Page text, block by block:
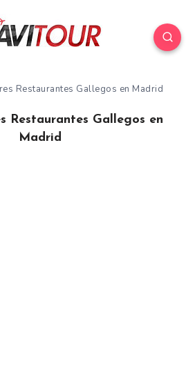
Restaurantes Gallegos en Madrid
Restaurantes Gallegos en
Madrid